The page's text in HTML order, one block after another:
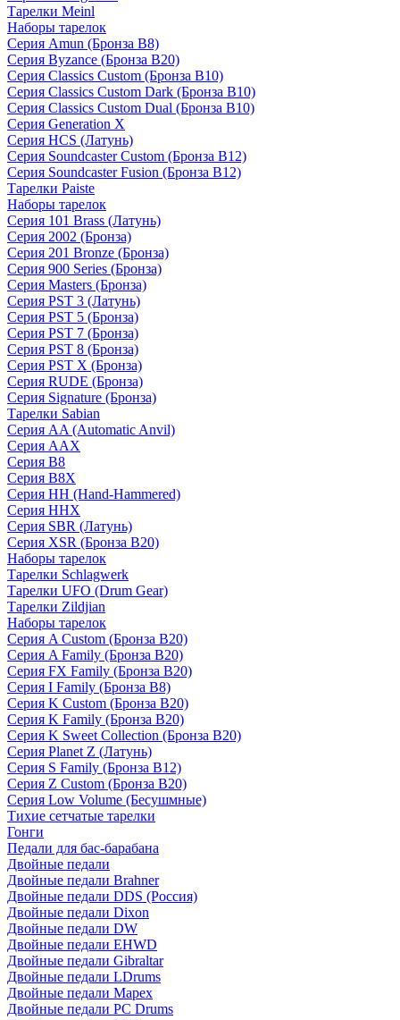
Тарелки Meinl
Наборы тарелок
Серия Amun (Бронза B8)
Серия Byzance (Бронза B20)
Серия Classics Custom (Бронза B10)
Серия Classics Custom Dark (Бронза B10)
Серия Classics Custom Dual (Бронза B10)
Серия Generation X
Серия HCS (Латунь)
Серия Soundcaster Custom (Бронза B12)
Серия Soundcaster Fusion (Бронза B12)
Тарелки Paiste
Наборы тарелок
Серия 101 Brass (Латунь)
Серия 2002 (Бронза)
Серия 201 Bronze (Бронза)
Серия 900 Series (Бронза)
Серия Masters (Бронза)
Серия PST 3 (Латунь)
Серия PST 5 (Бронза)
Серия PST 7 (Бронза)
Серия PST 8 (Бронза)
Серия PST X (Бронза)
Серия RUDE (Бронза)
Серия Signature (Бронза)
Тарелки Sabian
Серия AA (Automatic Anvil)
Серия AAX
Серия B8
Серия B8X
Серия HH (Hand-Hammered)
Серия HHX
Серия SBR (Латунь)
Серия XSR (Бронза B20)
Наборы тарелок
Тарелки Schlagwerk
Тарелки UFO (Drum Gear)
Тарелки Zildjian
Наборы тарелок
Серия A Custom (Бронза B20)
Серия A Family (Бронза B20)
Серия FX Family (Бронза B20)
Серия I Family (Бронза B8)
Серия K Custom (Бронза B20)
Серия K Family (Бронза B20)
Серия K Sweet Collection (Бронза B20)
Серия Planet Z (Латунь)
Серия S Family (Бронза B12)
Серия Z Custom (Бронза B20)
Серия Low Volume (Бесушмные)
Тихие сетчатые тарелки
Гонги
Педали для бас-барабана
Двойные педали
Двойные педали Brahner
Двойные педали DDS (Россия)
Двойные педали Dixon
Двойные педали DW
Двойные педали EHWD
Двойные педали Gibraltar
Двойные педали LDrums
Двойные педали Mapex
Двойные педали PC Drums